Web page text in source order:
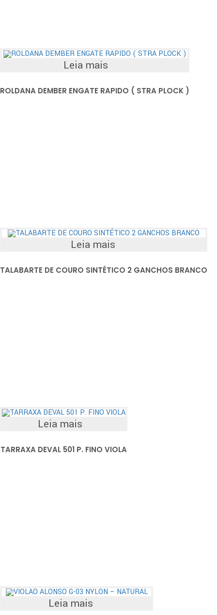
Leia mais
ROLDANA DEMBER ENGATE RAPIDO ( STRA PLOCK )
Leia mais
TALABARTE DE COURO SINTÉTICO 2 GANCHOS BRANCO
Leia mais
TARRAXA DEVAL 501 P. FINO VIOLA
Leia mais